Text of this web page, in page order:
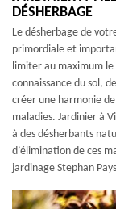
DÉSHERBAGE
Le désherbage de
primordiale et
limiter au maximum
connaissance du sol,
créer une harmonie
maladies. Jardinier à
à des désherbants
d’élimination de ces
jardinage Stephan